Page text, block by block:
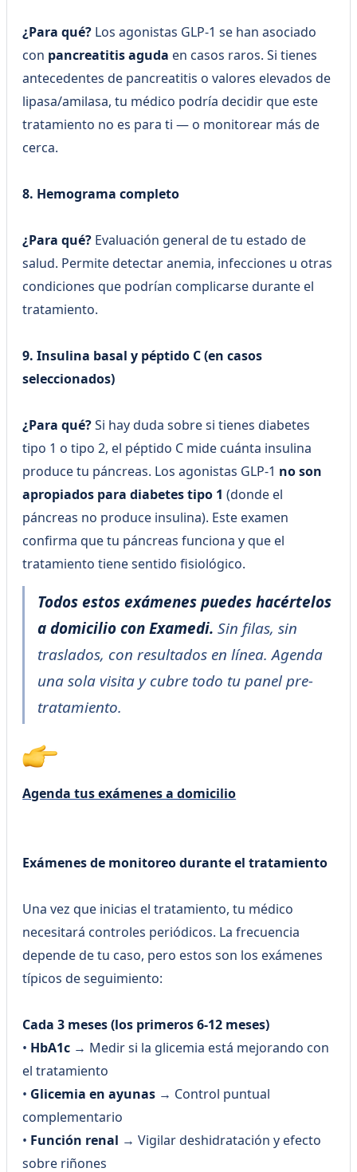
¿Para qué? Los agonistas GLP-1 se han asociado
con pancreatitis aguda en casos raros. Si tienes
antecedentes de pancreatitis o valores elevados de
lipasa/amilasa, tu médico podría decidir que este
tratamiento no es para ti — o monitorear más de
cerca.
8. Hemograma completo
¿Para qué? Evaluación general de tu estado de
salud. Permite detectar anemia, infecciones u otras
condiciones que podrían complicarse durante el
tratamiento.
9. Insulina basal y péptido C (en casos
seleccionados)
¿Para qué?Si hay duda sobre si tienes diabetes
tipo 1 o tipo 2, el péptido C mide cuánta insulina
produce tu páncreas. Los agonistas GLP-1 no son
apropiados para diabetes tipo 1 (donde el
páncreas no produce insulina). Este examen
confirma que tu páncreas funciona y que el
tratamiento tiene sentido fisiológico.
Todos estos exámenes puedes hacértelos
a domicilio con Examedi. Sin filas, sin
traslados, con resultados en línea. Agenda
una sola visita y cubre todo tu panel pre-
tratamiento.
Agenda tus exámenes a domicilio
Exámenes de monitoreo durante el tratamiento
Una vez que inicias el tratamiento, tu médico
necesitará controles periódicos. La frecuencia
depende de tu caso, pero estos son los exámenes
típicos de seguimiento:
Cada 3 meses (los primeros 6-12 meses)
• HbA1c → Medir si la glicemia está mejorando con
el tratamiento
• Glicemia en ayunas → Control puntual
complementario
• Función renal → Vigilar deshidratación y efecto
sobre riñones